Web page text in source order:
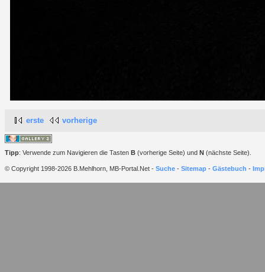
erste vorherige
Tipp: Verwende zum Navigieren die Tasten B (vorherige Seite) und N (nächste Seite).
© Copyright 1998-2026 B.Mehlhorn, MB-Portal.Net - Suche - Sitemap - Gästebuch -